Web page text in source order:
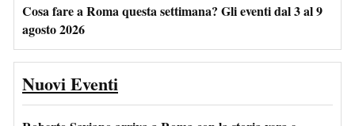
Cosa fare a Roma questa settimana? Gli eventi dal 3 al 9
agosto 2026
Nuovi Eventi